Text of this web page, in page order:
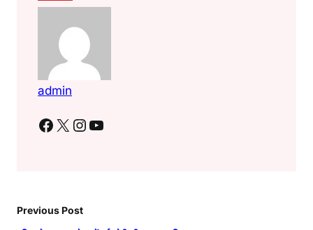
admin
Facebook X Instagram YouTube
Previous Post